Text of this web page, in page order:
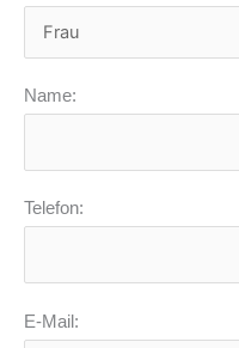
Name:
Telefon:
E-Mail: